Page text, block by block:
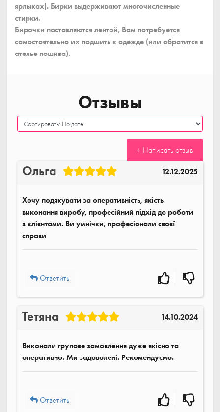
ярлыках). Бирки выдерживают многочисленные
стирки.
Бирочки поставляются лентой, Вам потребуется
самостоятельно их подшить к одежде (или обратится в
ателье пошива).
Отзывы
+ Написать отзыв
Ольга 12.12.2025
Хочу подякувати за оперативність, якість
виконання виробу, професійний підхід до роботи
з клієнтами. Ви умнічки, професіонали своєї
справи
Ответить
Тетяна 14.10.2024
Виконали групове замовлення дуже якісно та
оперативно. Ми задоволені. Рекомендуємо.
Ответить